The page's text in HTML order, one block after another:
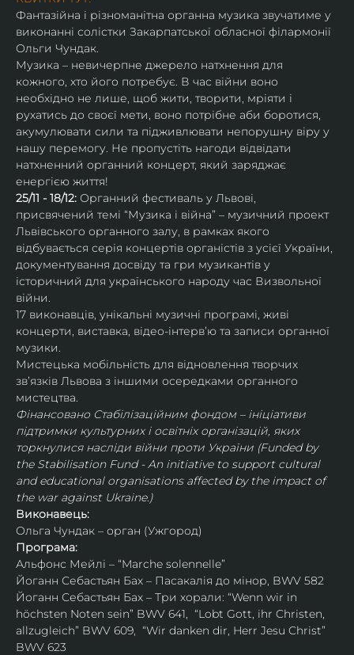
Фантазійна і різноманітна органна музика звучатиме у
виконанні солістки Закарпатської обласної філармонії
Ольги Чундак.
Музика – невичерпне джерело натхнення для
кожного, хто його потребує. В час війни воно
необхідно не лише, щоб жити, творити, мріяти і
рухатись до своєї мети, воно потрібне аби боротися,
акумулювати сили та підживлювати непорушну віру у
нашу перемогу. Не пропустіть нагоди відвідати
натхненний органний концерт, який заряджає
енергією життя!
25/11 - 18/12: Органний фестиваль у Львові,
присвячений темі “Музика і війна” – музичний проект
Львівського органного залу, в рамках якого
відбувається серія концертів органістів з усієї України,
документування досвіду та гри музикантів у
історичний для українського народу час Визвольної
війни.
17 виконавців, унікальні музичні програмі, живі
концерти, виставка, відео-інтервʼю та записи органної
музики.
Мистецька мобільність для відновлення творчих
зв’язків Львова з іншими осередками органного
мистецтва.
Фінансовано Стабілізаційним фондом – ініціативи
підтримки культурних і освітніх організацій, яких
торкнулися насліди війни проти України (Funded by
the Stabilisation Fund - An initiative to support cultural
and educational organisations affected by the impact of
the war against Ukraine.)
Виконавець:
Ольга Чундак – орган (Ужгород)
Програма:
​​Альфонс Мейлі – “Marche solennelle”
Йоганн Себастьян Бах – Пасакалія до мінор, BWV 582
Йоганн Себастьян Бах – Три хорали: “Wenn wir in
höchsten Noten sein” BWV 641,  “Lobt Gott, ihr Christen,
allzugleich” BWV 609,  “Wir danken dir, Herr Jesu Christ”
BWV 623